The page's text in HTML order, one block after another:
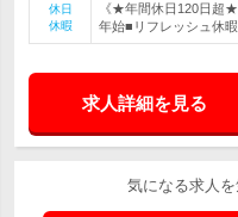
休日
休暇
《★年間休日120日超
年始■リフレッシュ休
求人詳細を見る
気になる求人